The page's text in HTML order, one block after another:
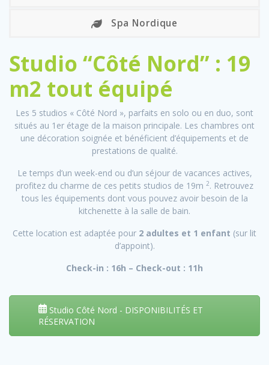
Spa Nordique
Studio “Côté Nord” : 19
m2 tout équipé
Les 5 studios « Côté Nord », parfaits en solo ou en duo, sont
situés au 1er étage de la maison principale. Les chambres ont
une décoration soignée et bénéficient d’équipements et de
prestations de qualité.
Le temps d’un week-end ou d’un séjour de vacances actives,
profitez du charme de ces petits studios de 19m 2. Retrouvez
tous les équipements dont vous pouvez avoir besoin de la
kitchenette à la salle de bain.
Cette location est adaptée pour 2 adultes et 1 enfant (sur lit
d’appoint).
Check-in : 16h – Check-out : 11h
Studio Côté Nord - DISPONIBILITÉS ET
RÉSERVATION